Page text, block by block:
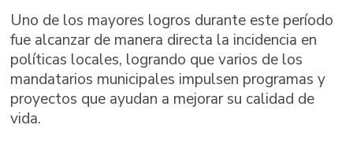
Uno de los mayores logros durante este período
fue alcanzar de manera directa la incidencia en
políticas locales, logrando que varios de los
mandatarios municipales impulsen programas y
proyectos que ayudan a mejorar su calidad de
vida.